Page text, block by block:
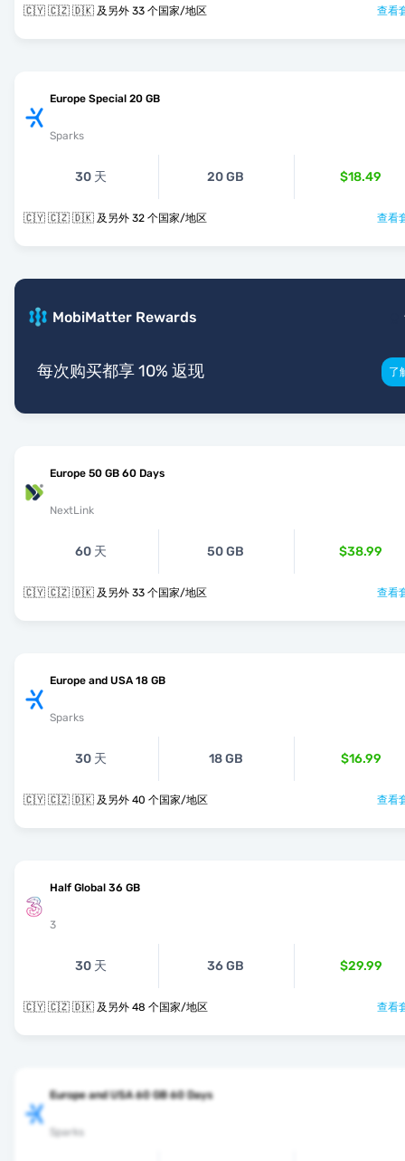
🇨🇾 🇨🇿 🇩🇰 及另外 33 个国家/地区 查看
Europe Special 20 GB
Sparks
30 天 20 GB $18.49
🇨🇾 🇨🇿 🇩🇰 及另外 32 个国家/地区 查看
MobiMatter Rewards
每次购买都享 10% 返现 了
Europe 50 GB 60 Days
NextLink
60 天 50 GB $38.99
🇨🇾 🇨🇿 🇩🇰 及另外 33 个国家/地区 查看
Europe and USA 18 GB
Sparks
30 天 18 GB $16.99
🇨🇾 🇨🇿 🇩🇰 及另外 40 个国家/地区 查看
Half Global 36 GB
3
30 天 36 GB $29.99
🇨🇾 🇨🇿 🇩🇰 及另外 48 个国家/地区 查看
Europe and USA 60 GB 60 Days
Sparks